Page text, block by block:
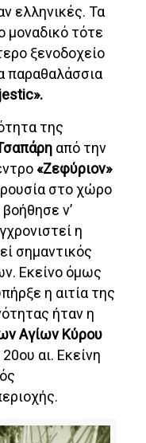
ελληνικές. Τα
μοναδικό τότε
ξενοδοχείο
παραθαλάσσια
της
από την
«Ζεφύριον»
στο χώρο
ν’
η
σημαντικός
Εκείνο όμως
η αιτία της
ήταν η
Αγίων Κύρου
αι. Εκείνη